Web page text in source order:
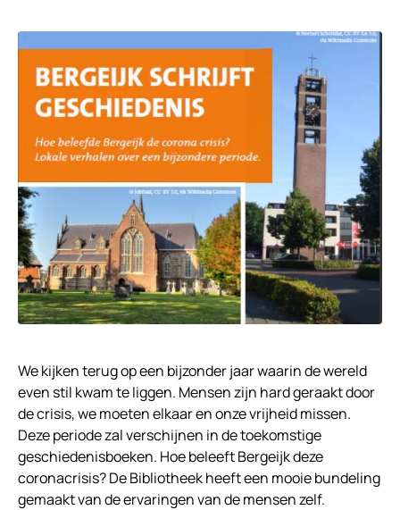
We kijken terug op een bijzonder jaar waarin de wereld
even stil kwam te liggen. Mensen zijn hard geraakt door
de crisis, we moeten elkaar en onze vrijheid missen.
Deze periode zal verschijnen in de toekomstige
geschiedenisboeken. Hoe beleeft Bergeijk deze
coronacrisis? De Bibliotheek heeft een mooie bundeling
gemaakt van de ervaringen van de mensen zelf.